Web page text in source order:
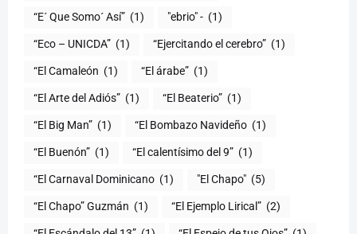
“E´ Que Somo´ Así” (1) "ebrio" - (1)
“Eco – UNICDA” (1) “Ejercitando el cerebro” (1)
“El Camaleón (1) “El árabe” (1)
“El Arte del Adiós” (1) “El Beaterio” (1)
“El Big Man” (1) “El Bombazo Navideño (1)
“El Buenón” (1) “El calentísimo del 9” (1)
“El Carnaval Dominicano (1) "El Chapo" (5)
“El Chapo” Guzmán (1) “El Ejemplo Lirical” (2)